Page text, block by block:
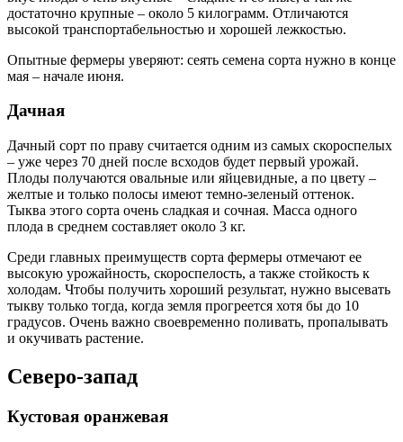
достаточно крупные – около 5 килограмм. Отличаются
высокой транспортабельностью и хорошей лежкостью.
Опытные фермеры уверяют: сеять семена сорта нужно в конце
мая – начале июня.
Дачная
Дачный сорт по праву считается одним из самых скороспелых
– уже через 70 дней после всходов будет первый урожай.
Плоды получаются овальные или яйцевидные, а по цвету –
желтые и только полосы имеют темно-зеленый оттенок.
Тыква этого сорта очень сладкая и сочная. Масса одного
плода в среднем составляет около 3 кг.
Среди главных преимуществ сорта фермеры отмечают ее
высокую урожайность, скороспелость, а также стойкость к
холодам. Чтобы получить хороший результат, нужно высевать
тыкву только тогда, когда земля прогреется хотя бы до 10
градусов. Очень важно своевременно поливать, пропалывать
и окучивать растение.
Северо-запад
Кустовая оранжевая